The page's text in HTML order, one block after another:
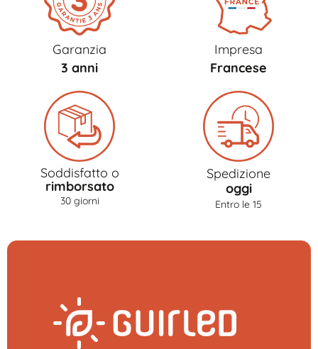
Garanzia
3 anni
Impresa
Francese
Soddisfatto o
rimborsato
30 giorni
Spedizione
oggi
Entro le 15